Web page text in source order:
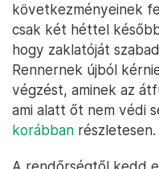
következményeinek
csak két héttel
hogy zaklatóját
Rennernek újból
végzést, aminek az
ami alatt őt nem védi
korábban részletesen.